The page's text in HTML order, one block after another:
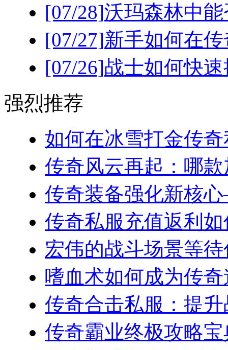
[07/28]沃玛森林中
[07/27]新手如何在
[07/26]战士如何快
强烈推荐
如何在冰雪打金传
传奇风云再起：哪
传奇装备强化新核
传奇私服充值返利
宏伟的战斗场景等
嗜血术如何成为传
传奇合击私服：提
传奇霸业终极攻略